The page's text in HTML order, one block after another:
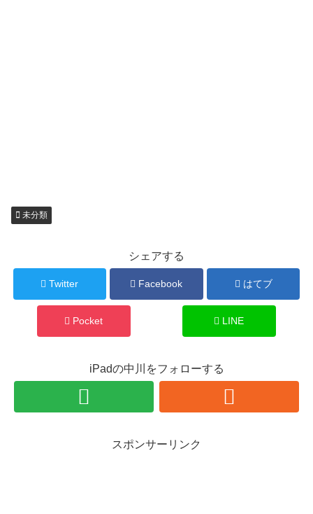
未分類
シェアする
Twitter Facebook はてブ
Pocket LINE
iPadの中川をフォローする
スポンサーリンク